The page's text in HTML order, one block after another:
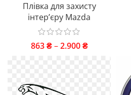
Плівка для захисту
інтер’єру Mazda
863₴ – 2.900₴